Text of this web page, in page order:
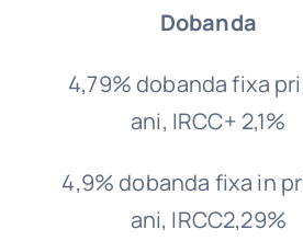
Dobanda
4,79% dobanda fixa
ani, IRCC+ 2,1%
4,9% dobanda fixa in
ani, IRCC2,29%